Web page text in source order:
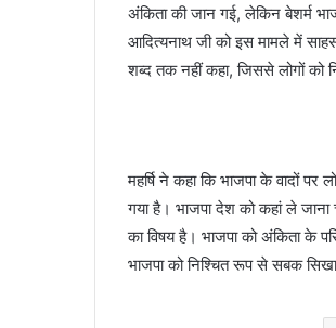
अंकिता की जान गई, लेकिन बेशर्म
आदित्यनाथ जी को इस मामले में
शब्द तक नहीं कहा, जिससे लोगों को
महर्षि ने कहा कि भाजपा के वादों
गया है। भाजपा देश को कहां ले जाना
का विषय है। भाजपा को अंकिता के
भाजपा को निश्चित रूप से सबक